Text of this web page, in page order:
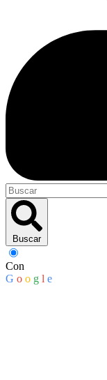
Buscar
Con
G o o g l e